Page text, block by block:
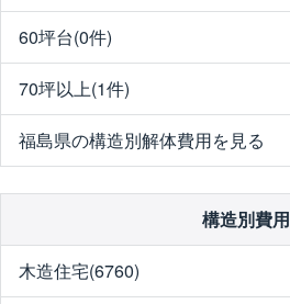
60坪台(0件)
70坪以上(1件)
福島県の構造別解体費用を見る
構造別費用
木造住宅(6760)